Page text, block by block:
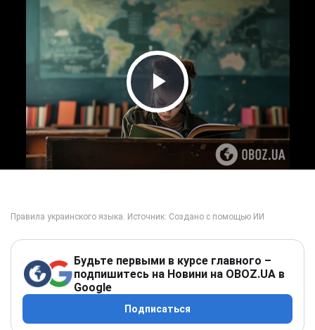
Play Video
Будьте первыми в курсе главного –
подпишитесь на Новини на OBOZ.UA в
Google
Подписаться